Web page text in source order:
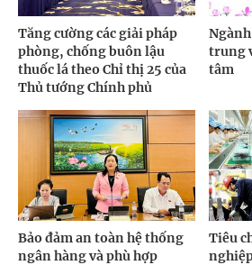
Tăng cường các giải pháp
phòng, chống buôn lậu
thuốc lá theo Chỉ thị 25 của
Thủ tướng Chính phủ
trung
tâm
Bảo đảm an toàn hệ thống
ngân hàng và phù hợp
Tiêu